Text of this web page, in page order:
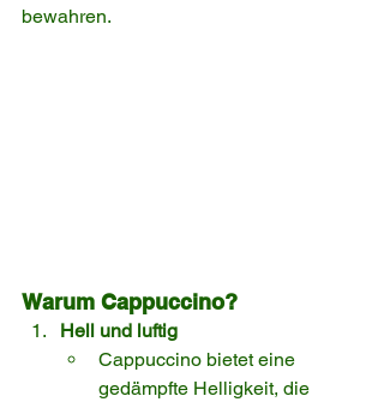
bewahren.
Warum Cappuccino?
Hell und luftig
Cappuccino bietet eine
gedämpfte Helligkeit, die